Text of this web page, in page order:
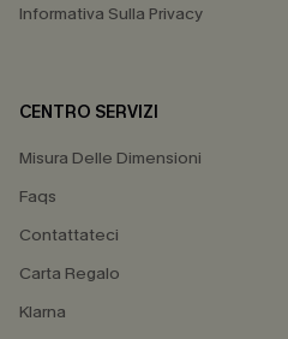
Informativa Sulla Privacy
CENTRO SERVIZI
Misura Delle Dimensioni
Faqs
Contattateci
Carta Regalo
Klarna